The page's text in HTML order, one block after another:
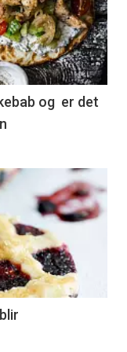
og er det